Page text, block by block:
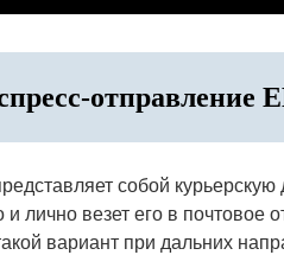
отправление
собой курьерскую
и лично везет его в почтовое
вариант при дальних